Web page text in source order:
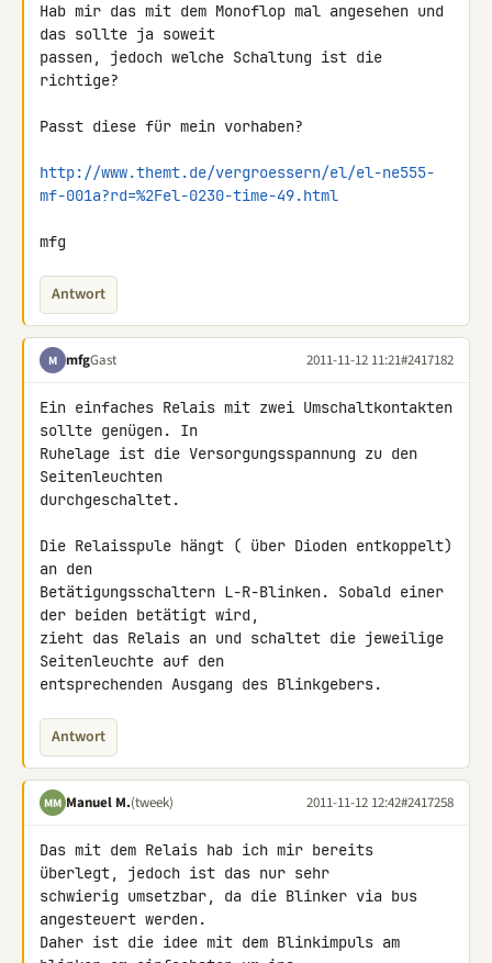
Hab mir das mit dem Monoflop mal angesehen und
das sollte ja soweit
passen, jedoch welche Schaltung ist die
richtige?
Passt diese für mein vorhaben?
http://www.themt.de/vergroessern/el/el-ne555-
mf-001a?rd=%2Fel-0230-time-49.html
mfg
Antwort
M mfgGast 2011-11-12 11:21#2417182
Ein einfaches Relais mit zwei Umschaltkontakten
sollte genügen. In
Ruhelage ist die Versorgungsspannung zu den
Seitenleuchten
durchgeschaltet.
Die Relaisspule hängt ( über Dioden entkoppelt)
an den
Betätigungsschaltern L-R-Blinken. Sobald einer
der beiden betätigt wird,
zieht das Relais an und schaltet die jeweilige
Seitenleuchte auf den
entsprechenden Ausgang des Blinkgebers.
Antwort
MM Manuel M.(tweek) 2011-11-12 12:42#2417258
Das mit dem Relais hab ich mir bereits
überlegt, jedoch ist das nur sehr
schwierig umsetzbar, da die Blinker via bus
angesteuert werden.
Daher ist die idee mit dem Blinkimpuls am